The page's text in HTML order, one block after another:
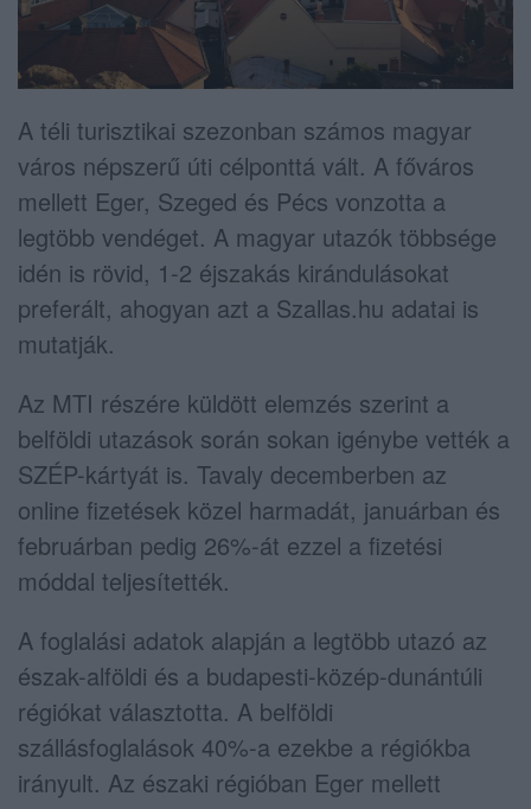
A téli turisztikai szezonban számos magyar
város népszerű úti célponttá vált. A főváros
mellett Eger, Szeged és Pécs vonzotta a
legtöbb vendéget. A magyar utazók többsége
idén is rövid, 1-2 éjszakás kirándulásokat
preferált, ahogyan azt a Szallas.hu adatai is
mutatják.
Az MTI részére küldött elemzés szerint a
belföldi utazások során sokan igénybe vették a
SZÉP-kártyát is. Tavaly decemberben az
online fizetések közel harmadát, januárban és
februárban pedig 26%-át ezzel a fizetési
móddal teljesítették.
A foglalási adatok alapján a legtöbb utazó az
észak-alföldi és a budapesti-közép-dunántúli
régiókat választotta. A belföldi
szállásfoglalások 40%-a ezekbe a régiókba
irányult. Az északi régióban Eger mellett